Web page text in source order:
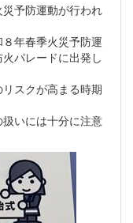
予防運動が行われ
年春季火災予防運
パレードに出発し
スクが高まる時期
いには十分に注意